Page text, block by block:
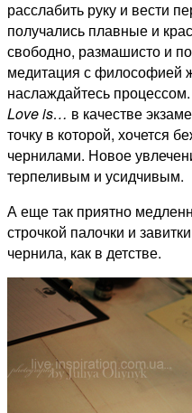
расслабить руку и вести
получались плавные и
свободно, размашисто и
медитация с философией
наслаждайтесь
Love is… в качестве
точку в которой, хочется
чернилами. Новое
терпеливым и усидчивым.
А еще так приятно
строчкой палочки и
чернила, как в детстве.